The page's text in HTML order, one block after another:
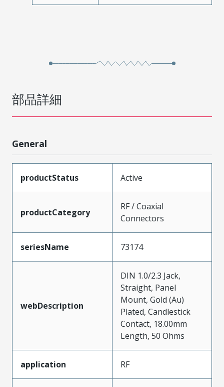
部品詳細
General
productStatus Active
productCategory
RF / Coaxial
Connectors
seriesName 73174
webDescription
DIN 1.0/2.3 Jack,
Straight, Panel
Mount, Gold (Au)
Plated, Candlestick
Contact, 18.00mm
Length, 50 Ohms
application RF